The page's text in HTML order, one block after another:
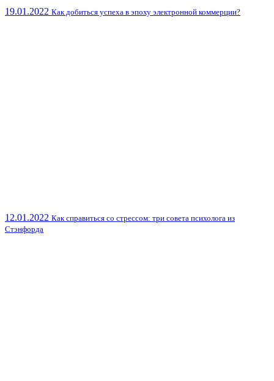
19.01.2022 Как добиться успеха в эпоху электронной коммерции?
12.01.2022 Как справиться со стрессом: три совета психолога из
Стэнфорда